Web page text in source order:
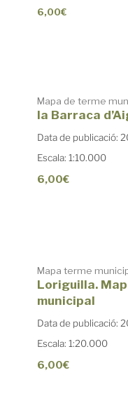
6,00€
Mapa de terme
la Barraca
Data de publicació:
Escala: 1:10.000
6,00€
Mapa terme
Loriguilla.
municipal
Data de publicació:
Escala: 1:20.000
6,00€